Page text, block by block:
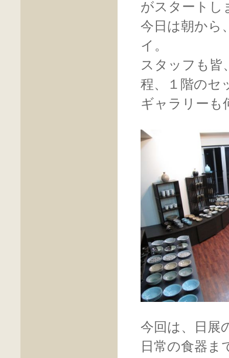
がスタートし
今日は朝から
イ。
スタッフも皆
程、１階のセ
ギャラリーも
今回は、日展
日常の食器ま